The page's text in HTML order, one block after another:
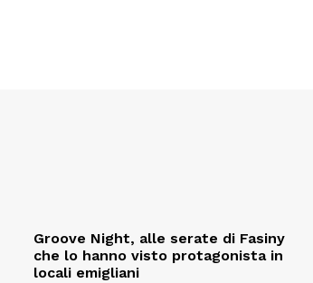
Groove Night, alle serate di Fasiny
che lo hanno visto protagonista in
locali emigliani